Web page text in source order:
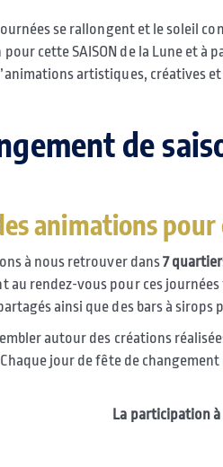
journées se rallongent et le soleil
cette SAISON de la Lune et
artistiques, créatives
de
animations
à nous retrouver dans7
au rendez-vous pour ces
ainsi que des bars à
autour des créations
jour de fête de
La participation